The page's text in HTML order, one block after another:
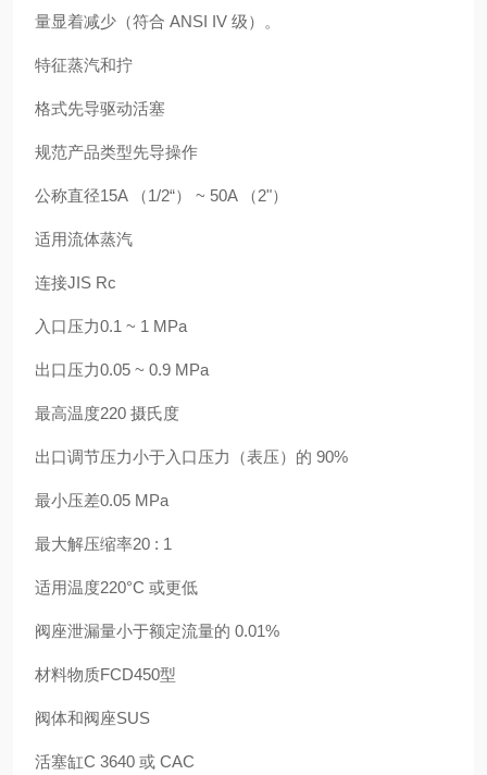
量显着减少（符合 ANSI IV 级）。
特征蒸汽和拧
格式先导驱动活塞
规范产品类型先导操作
公称直径15A （1/2“） ~ 50A （2"）
适用流体蒸汽
连接JIS Rc
入口压力0.1 ~ 1 MPa
出口压力0.05 ~ 0.9 MPa
最高温度220 摄氏度
出口调节压力小于入口压力（表压）的 90%
最小压差0.05 MPa
最大解压缩率20 : 1
适用温度220°C 或更低
阀座泄漏量小于额定流量的 0.01%
材料物质FCD450型
阀体和阀座SUS
活塞缸C 3640 或 CAC